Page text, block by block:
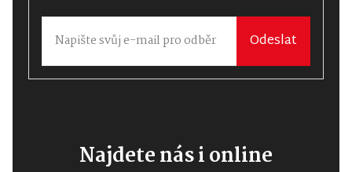
Odeslat
Najdete nás i online